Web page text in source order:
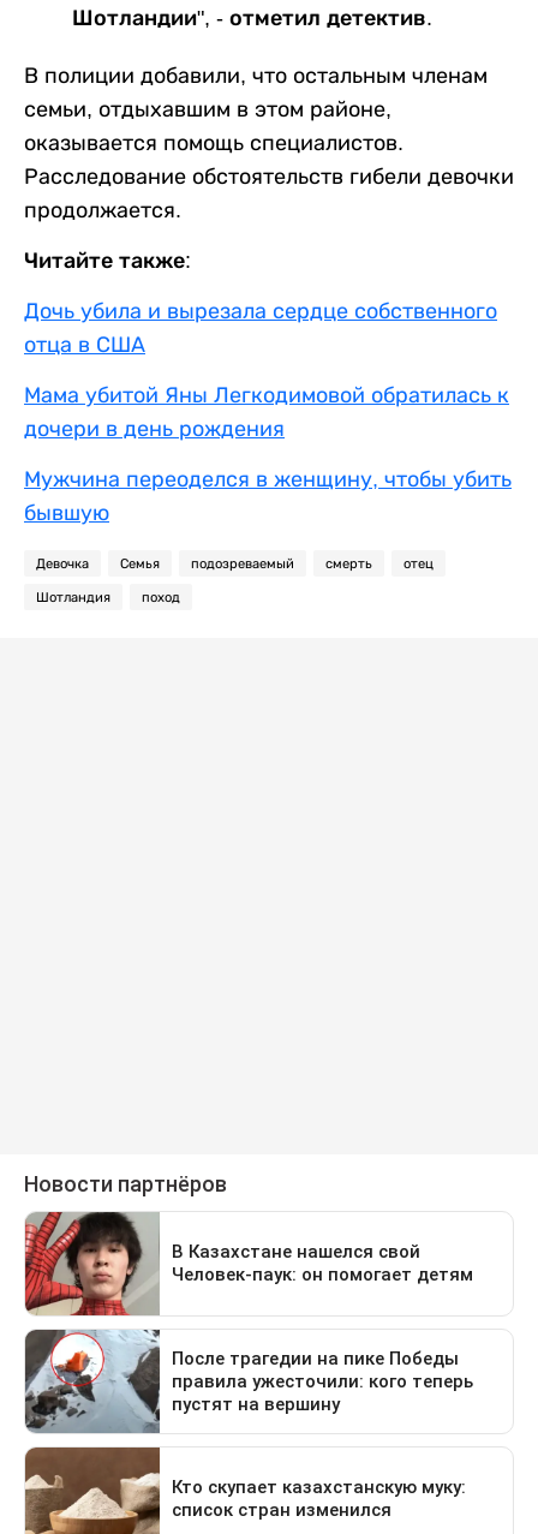
Шотландии", - отметил детектив.
В полиции добавили, что остальным членам
семьи, отдыхавшим в этом районе,
оказывается помощь специалистов.
Расследование обстоятельств гибели девочки
продолжается.
Читайте также:
Дочь убила и вырезала сердце собственного
отца в США
Мама убитой Яны Легкодимовой обратилась к
дочери в день рождения
Мужчина переоделся в женщину, чтобы убить
бывшую
Девочка Семья подозреваемый смерть отец
Шотландия поход